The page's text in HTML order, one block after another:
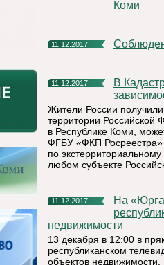
Коми
11.12.2017
11.12.2017
В Кадастровой палате можно подать заявление на учет вне
Жители России
территории Российской
в Республике Коми,
ФГБУ «ФКП Росреестра»
по
любом субъекте
11.12.2017
На «Юргане» расскажут и ответят на вопросы жителей
недвижимости
13 декабря в 12:00 в
республиканском
объектов недвижимости.